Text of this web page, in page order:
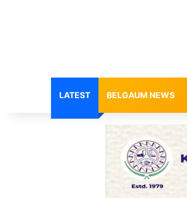
LATEST BELGAUM NEWS